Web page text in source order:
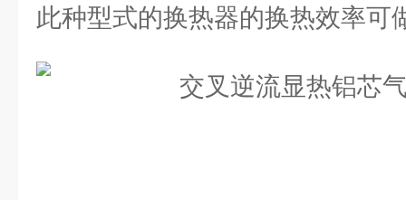
此种型式的换热器的换热效率可